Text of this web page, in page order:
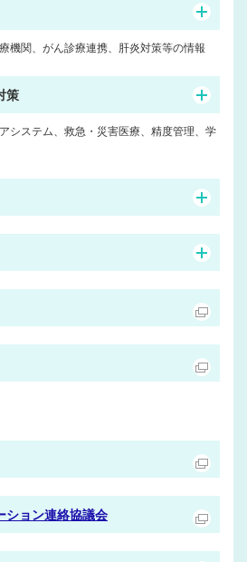
機関、がん診療連携、肝炎対策等の情報
策
システム、救急・災害医療、精度管理、学
ション連絡協議会